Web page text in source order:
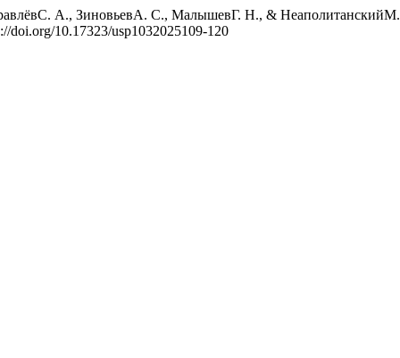
А., ЗиновьевА. С., МалышевГ. Н., & НеаполитанскийМ.
doi.org/10.17323/usp1032025109-120